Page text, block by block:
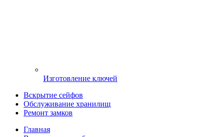
Изготовление ключей
Вскрытие сейфов
Обслуживание хранилищ
Ремонт замков
Главная